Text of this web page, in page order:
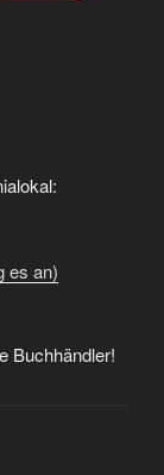
es an)
Buchhändler!